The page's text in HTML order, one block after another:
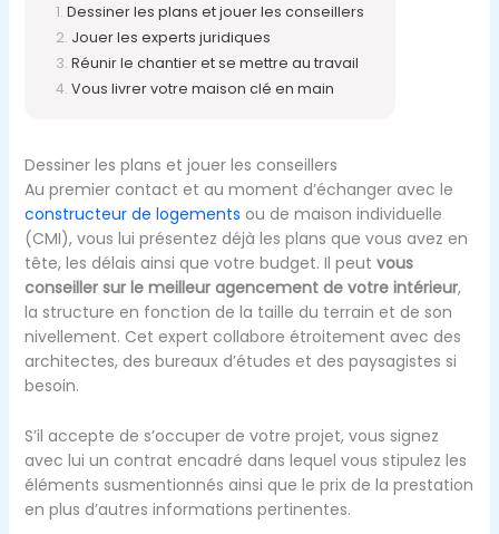
Dessiner les plans et jouer les conseillers
Jouer les experts juridiques
Réunir le chantier et se mettre au travail
Vous livrer votre maison clé en main
Dessiner les plans et jouer les conseillers
Au premier contact et au moment d’échanger avec le
constructeur de logements ou de maison individuelle
(CMI), vous lui présentez déjà les plans que vous avez en
tête, les délais ainsi que votre budget. Il peut vous
conseiller sur le meilleur agencement de votre intérieur,
la structure en fonction de la taille du terrain et de son
nivellement. Cet expert collabore étroitement avec des
architectes, des bureaux d’études et des paysagistes si
besoin.
S’il accepte de s’occuper de votre projet, vous signez
avec lui un contrat encadré dans lequel vous stipulez les
éléments susmentionnés ainsi que le prix de la prestation
en plus d’autres informations pertinentes.